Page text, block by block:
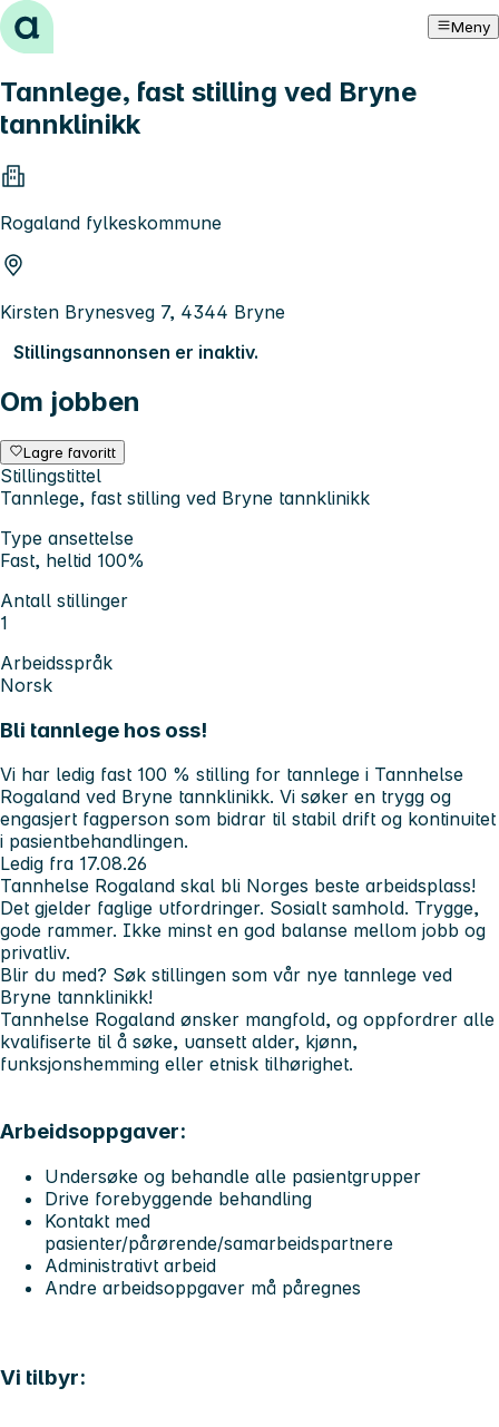
Hopp til innhold Meny
Tannlege, fast stilling ved Bryne
tannklinikk
Rogaland fylkeskommune
Kirsten Brynesveg 7, 4344 Bryne
Stillingsannonsen er inaktiv.
Om jobben
Lagre favoritt
Stillingstittel
Tannlege, fast stilling ved Bryne tannklinikk
Type ansettelse
Fast, heltid 100%
Antall stillinger
1
Arbeidsspråk
Norsk
Bli tannlege hos oss!
Vi har ledig fast 100 % stilling for tannlege i Tannhelse
Rogaland ved Bryne tannklinikk. Vi søker en trygg og
engasjert fagperson som bidrar til stabil drift og kontinuitet
i pasientbehandlingen.
Ledig fra 17.08.26
Tannhelse Rogaland skal bli Norges beste arbeidsplass!
Det gjelder faglige utfordringer. Sosialt samhold. Trygge,
gode rammer. Ikke minst en god balanse mellom jobb og
privatliv.
Blir du med? Søk stillingen som vår nye tannlege ved
Bryne tannklinikk!
Tannhelse Rogaland ønsker mangfold, og oppfordrer alle
kvalifiserte til å søke, uansett alder, kjønn,
funksjonshemming eller etnisk tilhørighet.
Arbeidsoppgaver:
Undersøke og behandle alle pasientgrupper
Drive forebyggende behandling
Kontakt med
pasienter/pårørende/samarbeidspartnere
Administrativt arbeid
Andre arbeidsoppgaver må påregnes
Vi tilbyr: